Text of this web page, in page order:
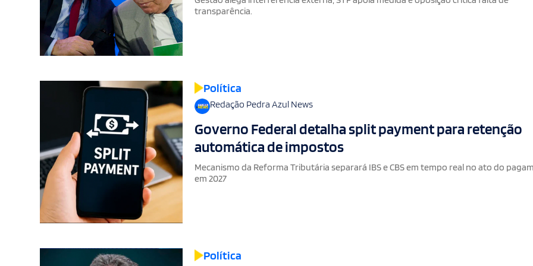
transparência.
Política
Redação Pedra Azul News
Governo Federal detalha split payment para retenção
automática de impostos
Mecanismo da Reforma Tributária separará IBS e CBS em tempo real no ato do
em 2027
Política